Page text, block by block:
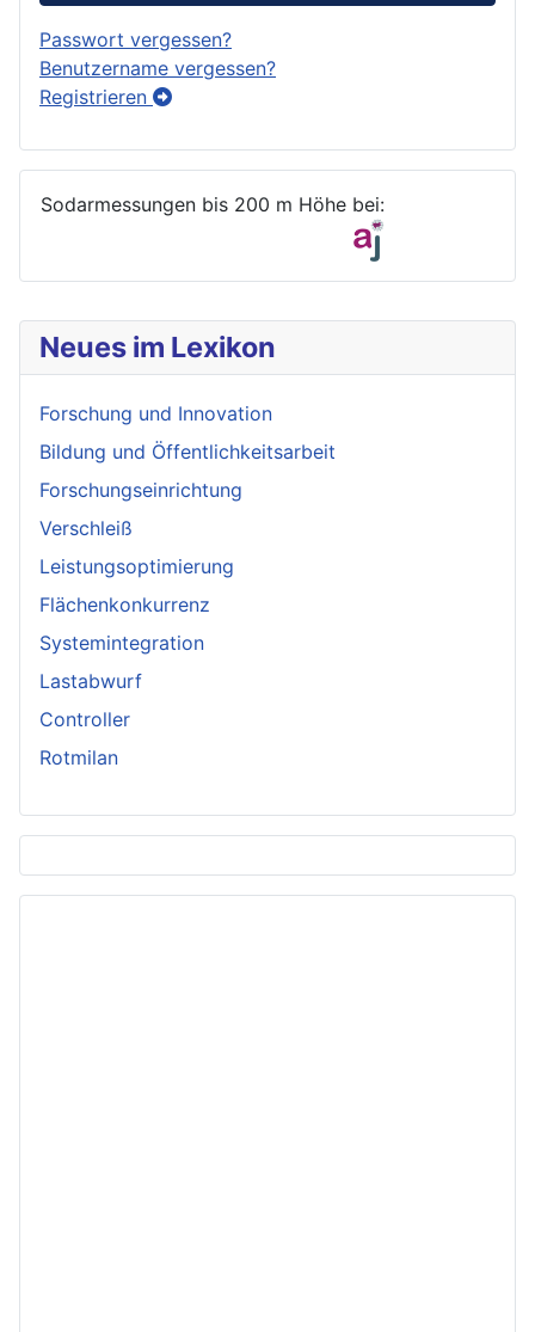
Neues im Lexikon
Forschung und Innovation
Bildung und Öffentlichkeitsarbeit
Forschungseinrichtung
Verschleiß
Leistungsoptimierung
Flächenkonkurrenz
Systemintegration
Lastabwurf
Controller
Rotmilan
Passwort vergessen?
Benutzername vergessen?
Registrieren
Sodarmessungen bis 200 m Höhe bei: